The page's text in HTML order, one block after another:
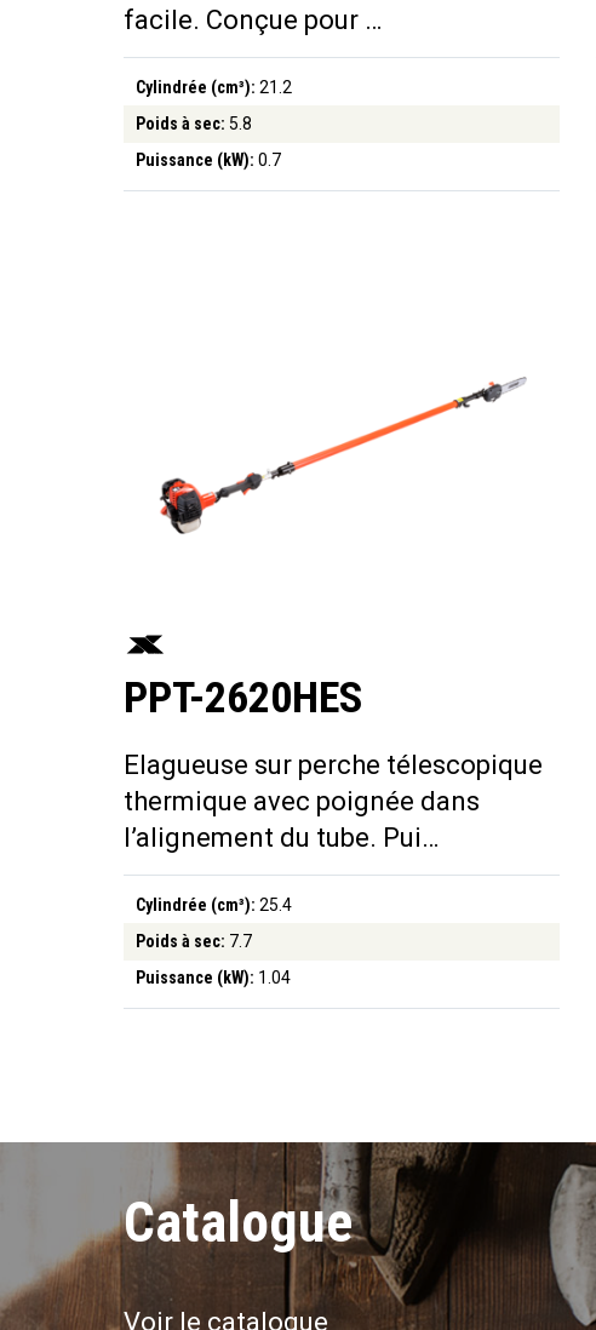
facile. Conçue pour …
Cylindrée (cm³): 21.2
Poids à sec: 5.8
Puissance (kW): 0.7
PPT-2620HES
Elagueuse sur perche télescopique
thermique avec poignée dans
l’alignement du tube. Pui…
Cylindrée (cm³): 25.4
Poids à sec: 7.7
Puissance (kW): 1.04
Catalogue
Voir le catalogue